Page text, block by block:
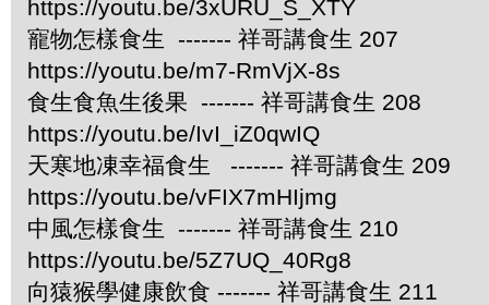
https://youtu.be/3xURU_S_XTY
寵物怎樣食生 ------- 祥哥講食生 207
https://youtu.be/m7-RmVjX-8s
食生食魚生後果 ------- 祥哥講食生 208
https://youtu.be/IvI_iZ0qwIQ
天寒地凍幸福食生 ------- 祥哥講食生 209
https://youtu.be/vFIX7mHIjmg
中風怎樣食生 ------- 祥哥講食生 210
https://youtu.be/5Z7UQ_40Rg8
向猿猴學健康飲食 ------- 祥哥講食生 211